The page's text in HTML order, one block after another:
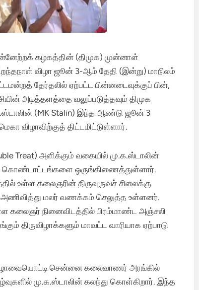
கழகத்தின் (திமுக) முன்னாள்
விழா ஜூன் 3-ஆம் தேதி (இன்று) மாநிலம்
தேர்தலில் ஏற்பட்ட பின்னடைவுக்குப் பின்,
அடித்தளத்தை வலுப்படுத்தவும் திமுக
(MK Stalin) இந்த ஆண்டு ஜூன் 3
விழாவிற்குத் திட்டமிட்டுள்ளார்.
Treat) அளிக்கும் வகையில் மு.க.ஸ்டாலின்
கொண்டாட்டங்களை ஒருங்கிணைத்துள்ளார்.
உள்ள கலைஞரின் திருவுருவச் சிலைக்கு
மலர் வணக்கம் செலுத்த உள்ளனர்.
கலைஞர் நினைவிடத்தில் பிரம்மாண்ட அஞ்சலி
திருவிழாக்களும் மாவட்ட வாரியாக ஏற்பாடு
சென்னை கலைவாணர் அரங்கில்
மு.க.ஸ்டாலின் கலந்து கொள்கிறார். இந்த